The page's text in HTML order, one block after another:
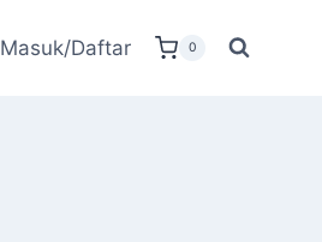
Masuk/Daftar 0